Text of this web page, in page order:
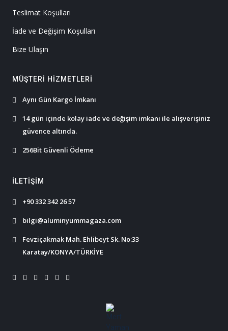
Teslimat Koşulları
İade ve Değişim Koşulları
Bize Ulaşın
MÜŞTERI HIZMETLERI
Aynı Gün Kargo İmkanı
14 gün içinde kolay iade ve değişim imkanı ile alışverişiniz
güvence altında.
256Bit Güvenli Ödeme
İLETIŞIM
+90 332 342 26 57
bilgi@aluminyummagaza.com
Fevziçakmak Mah. Ehlibeyt Sk. No:33
Karatay/KONYA/TÜRKİYE